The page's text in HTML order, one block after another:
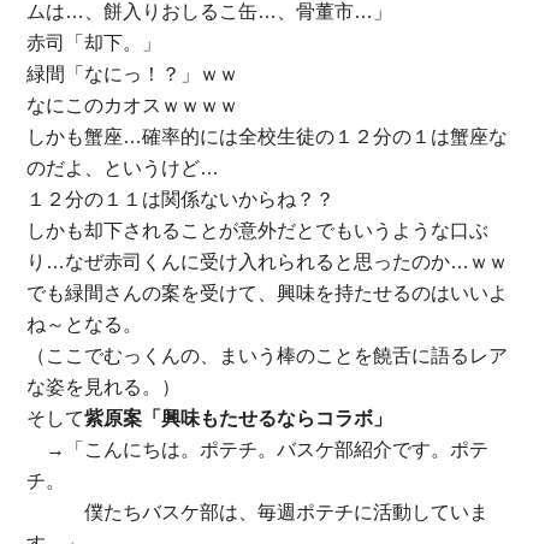
ムは…、餅入りおしるこ缶…、骨董市…」
赤司「却下。」
緑間「なにっ！？」ｗｗ
なにこのカオスｗｗｗｗ
しかも蟹座…確率的には全校生徒の１２分の１は蟹座な
のだよ、というけど…
１２分の１１は関係ないからね？？
しかも却下されることが意外だとでもいうような口ぶ
り…なぜ赤司くんに受け入れられると思ったのか…ｗｗ
でも緑間さんの案を受けて、興味を持たせるのはいいよ
ね～となる。
（ここでむっくんの、まいう棒のことを饒舌に語るレア
な姿を見れる。）
そして紫原案「興味もたせるならコラボ」
→「こんにちは。ポテチ。バスケ部紹介です。ポテ
チ。
僕たちバスケ部は、毎週ポテチに活動していま